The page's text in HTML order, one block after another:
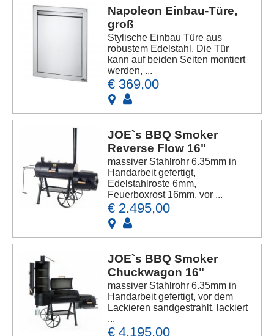
Napoleon Einbau-Türe,
groß
Stylische Einbau Türe aus
robustem Edelstahl. Die Tür
kann auf beiden Seiten montiert
werden, ...
€ 369,00
JOE`s BBQ Smoker
Reverse Flow 16"
massiver Stahlrohr 6.35mm in
Handarbeit gefertigt,
Edelstahlroste 6mm,
Feuerboxrost 16mm, vor ...
€ 2.495,00
JOE`s BBQ Smoker
Chuckwagon 16"
massiver Stahlrohr 6.35mm in
Handarbeit gefertigt, vor dem
Lackieren sandgestrahlt, lackiert
...
€ 4.195,00